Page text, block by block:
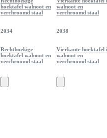
hoektafel walnoot en
verchroomd staal
2034
Rechthoekige
hoektafel walnoot en
verchroomd staal
walnoot en
verchroomd staal
2038
Vierkante hoektafel
walnoot en
verchroomd staal